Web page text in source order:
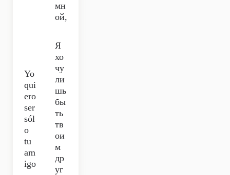
мн
ой,
Yo
qui
ero
ser
sól
o
tu
am
igo
Я
хо
чу
ли
шь
бы
ть
тв
ои
м
др
уг